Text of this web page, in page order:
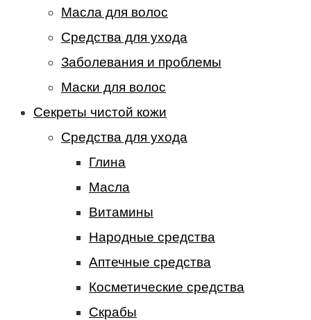
Масла для волос
Средства для ухода
Заболевания и проблемы
Маски для волос
Секреты чистой кожи
Средства для ухода
Глина
Масла
Витамины
Народные средства
Аптечные средства
Косметические средства
Скрабы